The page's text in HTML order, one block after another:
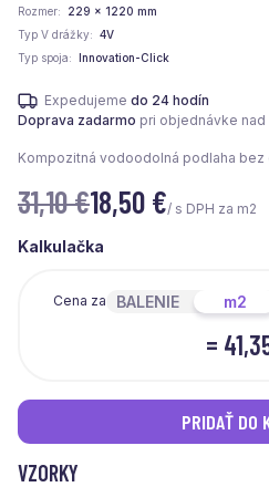
Rozmer
229 x 1220 mm
Typ V drážky
4V
Typ spoja
Innovation-Click
Expedujeme do 24 hodín
Doprava zadarmo pri objednávke nad
Kompozitná vodoodolná podlaha bez
31,10 €18,50 €/ s DPH za m2
Kalkulačka
Cena za BALENIE m2
=
PRIDAŤ DO
VZORKY